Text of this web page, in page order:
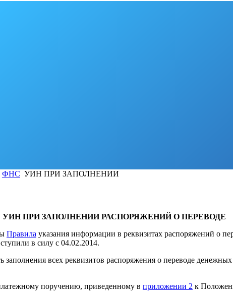
ФНС УИН ПРИ ЗАПОЛНЕНИИ
УИН ПРИ ЗАПОЛНЕНИИ РАСПОРЯЖЕНИЙ О ПЕРЕВОДЕ
Правила указания информации в реквизитах распоряжений о
в силу с 04.02.2014.
заполнения всех реквизитов распоряжения о переводе
поручению, приведенному в приложении 2 к